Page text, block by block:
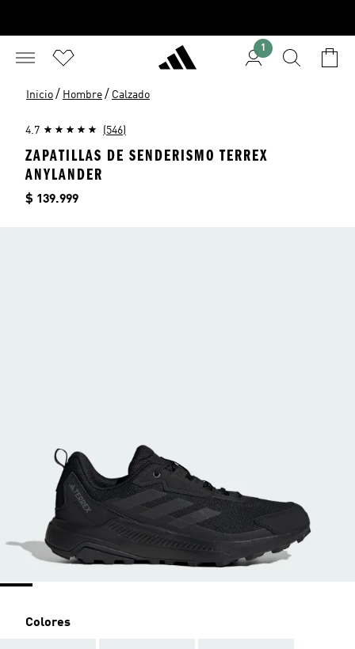
1
Inicio / Hombre / Calzado
4.7 (546)
ZAPATILLAS DE SENDERISMO TERREX
ANYLANDER
Precio
$ 139.999
Colores